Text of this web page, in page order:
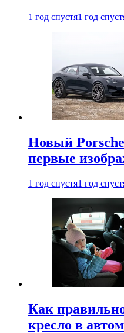
1 год спустя1 год
Новый
первые
1 год спустя1 год
Как
кресло в